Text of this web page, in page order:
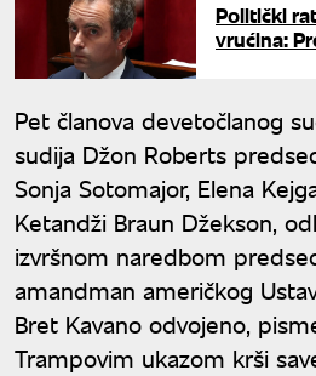
Politički
vrućina:
Pet članova devetočlanog
sudija Džon Roberts
Sonja Sotomajor, Elena
Ketandži Braun Džekson,
izvršnom naredbom
amandman američkog
Bret Kavano odvojeno,
Trampovim ukazom krši